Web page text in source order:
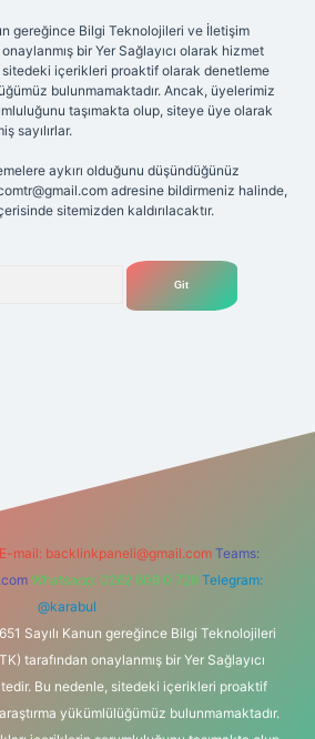
gereğince Bilgi Teknolojileri ve İletişim
bir Yer Sağlayıcı olarak hizmet
içerikleri proaktif olarak denetleme
bulunmamaktadır. Ancak, üyelerimiz
taşımakta olup, siteye üye olarak
sayılırlar.
aykırı olduğunu düşündüğünüz
adresine bildirmeniz halinde,
sitemizden kaldırılacaktır.
E-mail: backlinkpaneli@gmail.com Teams:
Whatsapp: 0262 606 0 726 Telegram:
@karabul
Sayılı Kanun gereğince Bilgi Teknolojileri
tarafından onaylanmış bir Yer Sağlayıcı
Bu nedenle, sitedeki içerikleri proaktif
yükümlülüğümüz bulunmamaktadır.